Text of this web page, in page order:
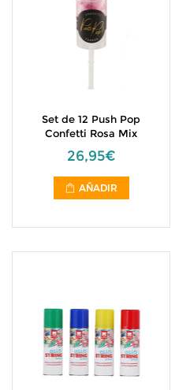
Set de 12 Push Pop
Confetti Rosa Mix
26,95€
AÑADIR